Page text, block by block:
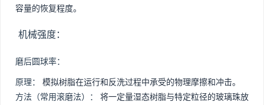
容量的恢复程度。
机械强度：
磨后圆球率：
原理：
模拟树脂在运行和反洗过程中承受的物理摩擦和冲击。
方法（常用滚磨法）：
将一定量湿态树脂与特定粒径的玻璃珠放